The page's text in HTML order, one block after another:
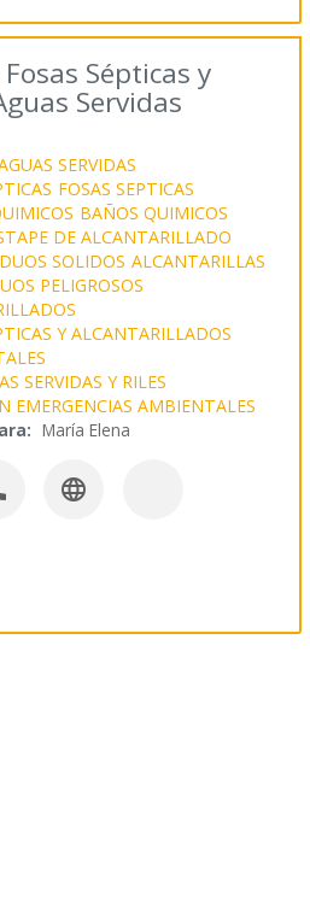
Sépticas y
Servidas
SERVIDAS
FOSAS SEPTICAS
BAÑOS QUIMICOS
DE ALCANTARILLADO
SOLIDOS ALCANTARILLAS
PELIGROSOS
Y ALCANTARILLADOS
SERVIDAS Y RILES
EMERGENCIAS AMBIENTALES
María Elena
